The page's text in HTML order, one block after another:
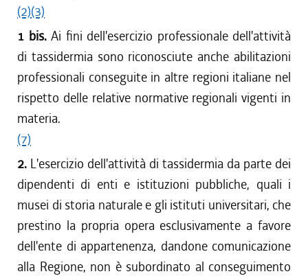
(2)(3)
1 bis. Ai fini dell'esercizio professionale dell'attività
di tassidermia sono riconosciute anche abilitazioni
professionali conseguite in altre regioni italiane nel
rispetto delle relative normative regionali vigenti in
materia.
(7)
2. L'esercizio dell'attività di tassidermia da parte dei
dipendenti di enti e istituzioni pubbliche, quali i
musei di storia naturale e gli istituti universitari, che
prestino la propria opera esclusivamente a favore
dell'ente di appartenenza, dandone comunicazione
alla Regione, non è subordinato al conseguimento